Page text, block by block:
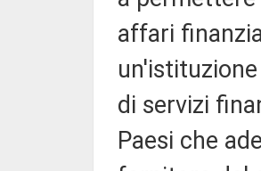
affari
di servizi
Paesi che